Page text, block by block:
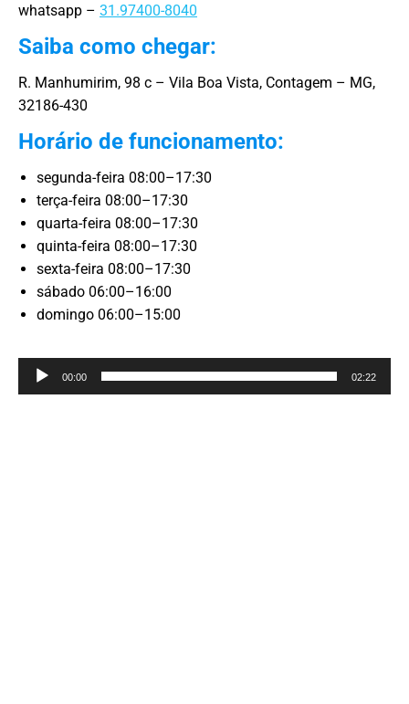
whatsapp – 31.97400-8040
Saiba como chegar:
R. Manhumirim, 98 c – Vila Boa Vista, Contagem – MG,
32186-430
Horário de funcionamento:
segunda-feira 08:00–17:30
terça-feira 08:00–17:30
quarta-feira 08:00–17:30
quinta-feira 08:00–17:30
sexta-feira 08:00–17:30
sábado 06:00–16:00
domingo 06:00–15:00
Reprodutor
de
00:00 02:22